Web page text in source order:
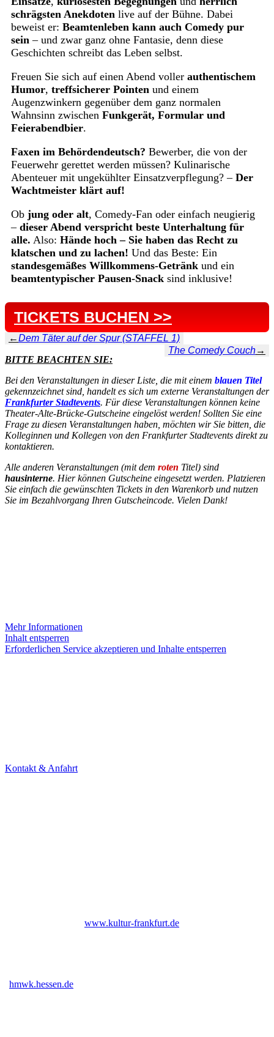
schrägsten Anekdoten live auf der Bühne. Dabei
beweist er: Beamtenleben kann auch Comedy pur
sein – und zwar ganz ohne Fantasie, denn diese
Geschichten schreibt das Leben selbst.
Freuen Sie sich auf einen Abend voller authentischem
Humor, treffsicherer Pointen und einem
Augenzwinkern gegenüber dem ganz normalen
Wahnsinn zwischen Funkgerät, Formular und
Feierabendbier.
Faxen im Behördendeutsch? Bewerber, die von der
Feuerwehr gerettet werden müssen? Kulinarische
Abenteuer mit ungekühlter Einsatzverpflegung? – Der
Wachtmeister klärt auf!
Ob jung oder alt, Comedy-Fan oder einfach neugierig
– dieser Abend verspricht beste Unterhaltung für
alle. Also: Hände hoch – Sie haben das Recht zu
klatschen und zu lachen! Und das Beste: Ein
standesgemäßes Willkommens-Getränk und ein
beamtentypischer Pausen-Snack sind inklusive!
TICKETS BUCHEN >>
←Dem Täter auf der Spur (STAFFEL 1)
The Comedy Couch→
BITTE BEACHTEN SIE:
Bei den Veranstaltungen in dieser Liste, die mit einem blauen Titel
gekennzeichnet sind, handelt es sich um externe Veranstaltungen der
Frankfurter Stadtevents. Für diese Veranstaltungen können keine
Theater-Alte-Brücke-Gutscheine eingelöst werden! Sollten Sie eine
Frage zu diesen Veranstaltungen haben, möchten wir Sie bitten, die
Kolleginnen und Kollegen von den Frankfurter Stadtevents direkt zu
kontaktieren.
Alle anderen Veranstaltungen (mit dem roten Titel) sind
hausinterne. Hier können Gutscheine eingesetzt werden. Platzieren
Sie einfach die gewünschten Tickets in den Warenkorb und nutzen
Sie im Bezahlvorgang Ihren Gutscheincode. Vielen Dank!
Mehr Informationen
Inhalt entsperren
Erforderlichen Service akzeptieren und Inhalte entsperren
Kontakt & Anfahrt
www.kultur-frankfurt.de
hmwk.hessen.de